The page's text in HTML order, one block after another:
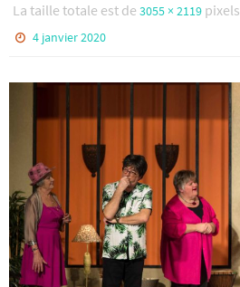
La taille totale est de 3055 × 2119 pixels
4 janvier 2020